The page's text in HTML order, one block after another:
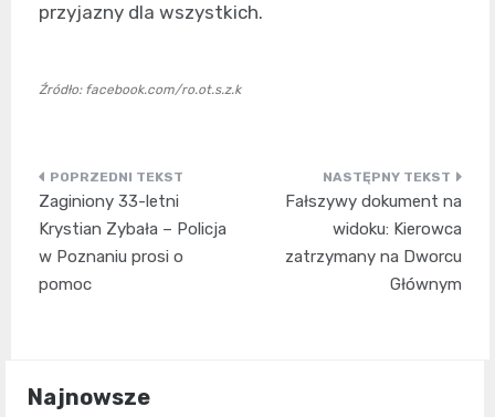
przyjazny dla wszystkich.
Źródło: facebook.com/ro.ot.s.z.k
Nawigacja
wpisu
Zaginiony 33-letni
Krystian Zybała – Policja
w Poznaniu prosi o
pomoc
Fałszywy dokument na
widoku: Kierowca
zatrzymany na Dworcu
Głównym
Najnowsze